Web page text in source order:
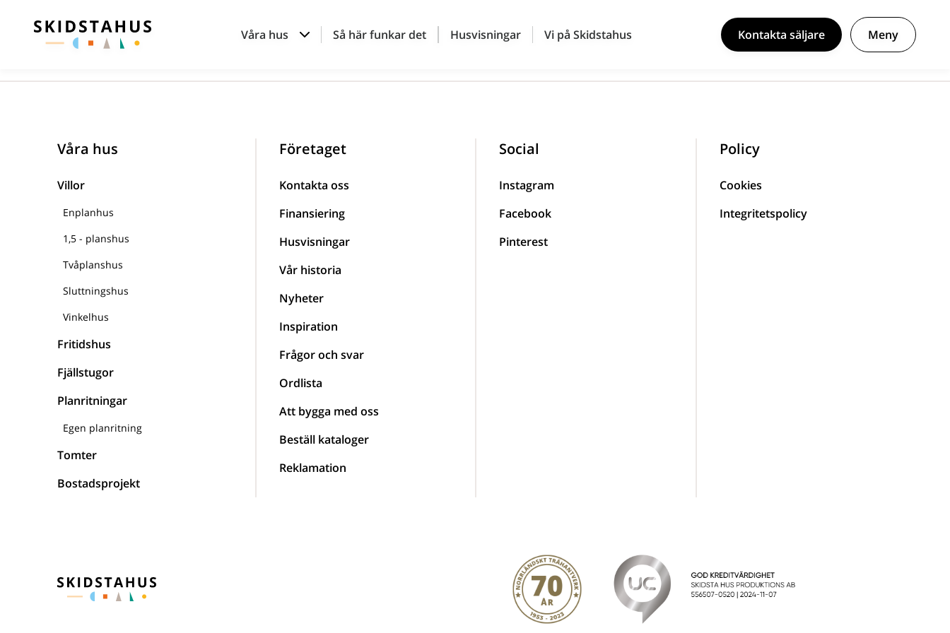
Våra hus Så här funkar det Husvisningar Vi på Skidstahus Kontakta säljare Meny
Våra hus
Villor
Enplanhus
1,5 - planshus
Tvåplanshus
Sluttningshus
Vinkelhus
Fritidshus
Fjällstugor
Planritningar
Egen planritning
Tomter
Bostadsprojekt
Företaget
Kontakta oss
Finansiering
Husvisningar
Vår historia
Nyheter
Inspiration
Frågor och svar
Ordlista
Att bygga med oss
Beställ kataloger
Reklamation
Social
Instagram
Facebook
Pinterest
Policy
Cookies
Integritetspolicy